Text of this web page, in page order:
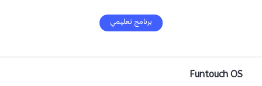
برنامج تعليمي
Funtouch OS